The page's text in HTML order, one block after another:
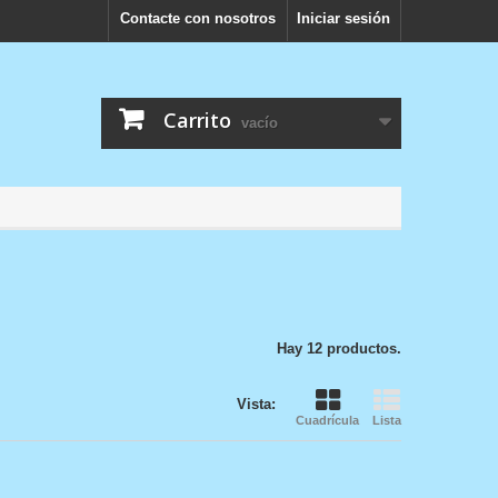
Iniciar sesión
Contacte con nosotros
Carrito vacío
Hay 12 productos.
Vista:
Cuadrícula Lista